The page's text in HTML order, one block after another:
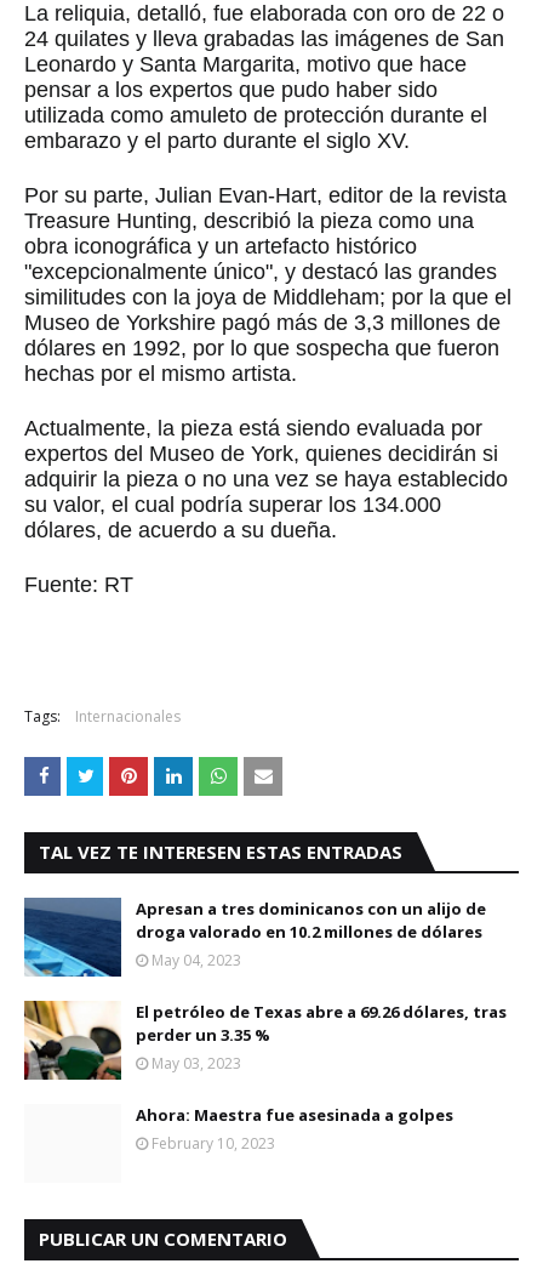
La reliquia, detalló, fue elaborada con oro de 22 o
24 quilates y lleva grabadas las imágenes de San
Leonardo y Santa Margarita, motivo que hace
pensar a los expertos que pudo haber sido
utilizada como amuleto de protección durante el
embarazo y el parto durante el siglo XV.
Por su parte, Julian Evan-Hart, editor de la revista
Treasure Hunting, describió la pieza como una
obra iconográfica y un artefacto histórico
"excepcionalmente único", y destacó las grandes
similitudes con la joya de Middleham; por la que el
Museo de Yorkshire pagó más de 3,3 millones de
dólares en 1992, por lo que sospecha que fueron
hechas por el mismo artista.
Actualmente, la pieza está siendo evaluada por
expertos del Museo de York, quienes decidirán si
adquirir la pieza o no una vez se haya establecido
su valor, el cual podría superar los 134.000
dólares, de acuerdo a su dueña.
Fuente: RT
Tags: Internacionales
TAL VEZ TE INTERESEN ESTAS ENTRADAS
Apresan a tres dominicanos con un alijo de
droga valorado en 10.2 millones de dólares
May 04, 2023
El petróleo de Texas abre a 69.26 dólares, tras
perder un 3.35 %
May 03, 2023
Ahora: Maestra fue asesinada a golpes
February 10, 2023
PUBLICAR UN COMENTARIO